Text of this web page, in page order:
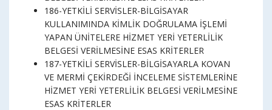
186-YETKİLİ SERVİSLER-BİLGİSAYAR
KULLANIMINDA KİMLİK DOĞRULAMA İŞLEMİ
YAPAN ÜNİTELERE HİZMET YERİ YETERLİLİK
BELGESİ VERİLMESİNE ESAS KRİTERLER
187-YETKİLİ SERVİSLER-BİLGİSAYARLA KOVAN
VE MERMİ ÇEKİRDEĞİ İNCELEME SİSTEMLERİNE
HİZMET YERİ YETERLİLİK BELGESİ VERİLMESİNE
ESAS KRİTERLER